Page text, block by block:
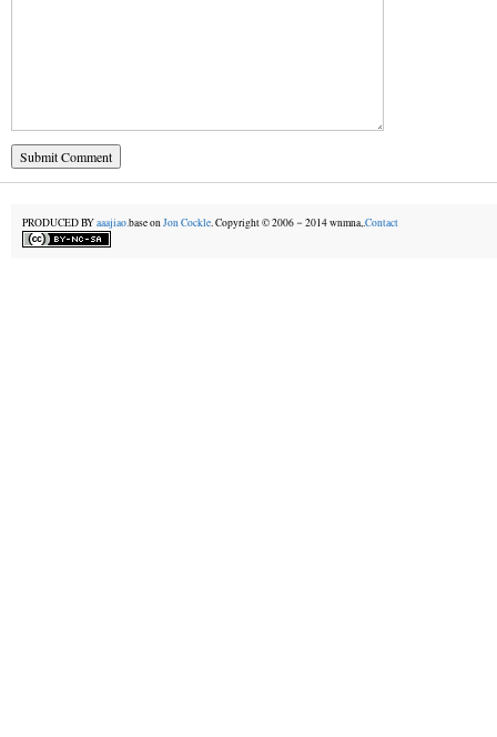
PRODUCED BYaaajiao.base onJon Cockle. Copyright © 2006－2014 wnmna,.Contact